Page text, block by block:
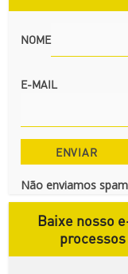
NOME
E-MAIL
Não enviamos spam
Baixe nosso